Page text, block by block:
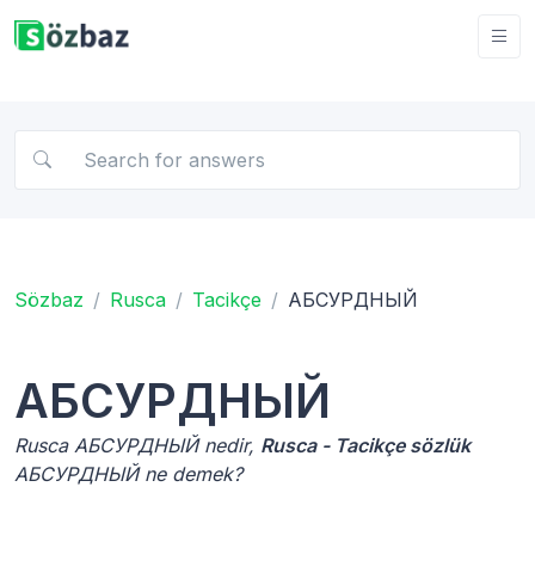
Sözbaz Rusca Tacikçe АБСУРДНЫЙ
АБСУРДНЫЙ
Rusca АБСУРДНЫЙ nedir, Rusca - Tacikçe sözlük
АБСУРДНЫЙ ne demek?